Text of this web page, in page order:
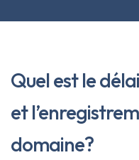
Quel est le
et
domaine?